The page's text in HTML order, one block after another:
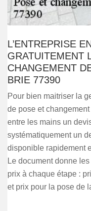
L’ENTREPRISE
GRATUITEMENT
CHANGEMENT
BRIE 77390
Pour bien maitriser la
de pose et
entre les mains un
systématiquement un
disponible rapidement
Le document donne
prix à chaque étape :
et prix pour la pose de